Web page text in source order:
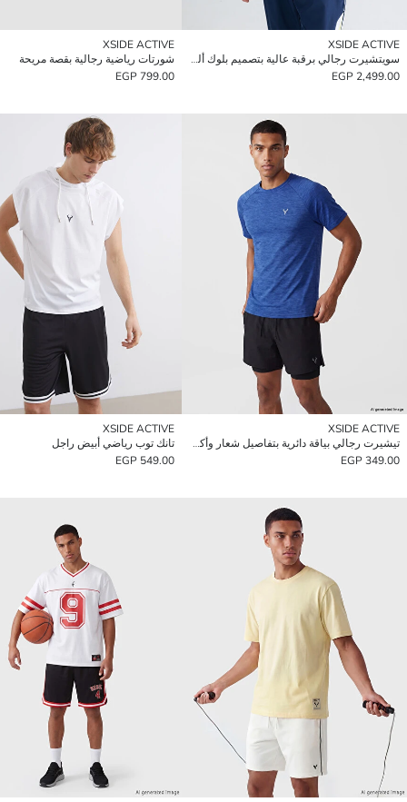
XSIDE ACTIVE
سويتشيرت رجالي برقبة عالية بتصميم بلوك ألوان وسحاب
2,499.00 EGP
XSIDE ACTIVE
شورتات رياضية رجالية بقصة مريحة
799.00 EGP
XSIDE ACTIVE
تيشيرت رجالي بياقة دائرية بتفاصيل شعار وأكمام راجلان
349.00 EGP
XSIDE ACTIVE
تانك توب رياضي أبيض راجل
549.00 EGP